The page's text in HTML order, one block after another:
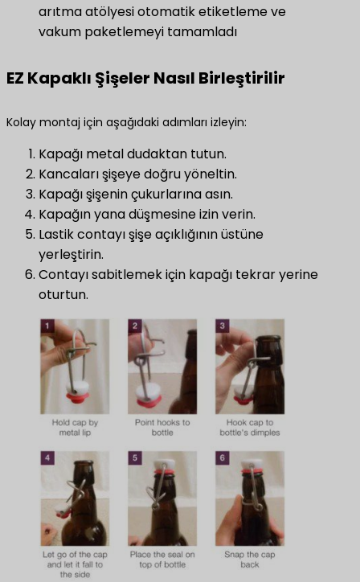
arıtma atölyesi otomatik etiketleme ve
vakum paketlemeyi tamamladı
EZ Kapaklı Şişeler Nasıl Birleştirilir
Kolay montaj için aşağıdaki adımları izleyin:
Kapağı metal dudaktan tutun.
Kancaları şişeye doğru yöneltin.
Kapağı şişenin çukurlarına asın.
Kapağın yana düşmesine izin verin.
Lastik contayı şişe açıklığının üstüne
yerleştirin.
Contayı sabitlemek için kapağı tekrar yerine
oturtun.